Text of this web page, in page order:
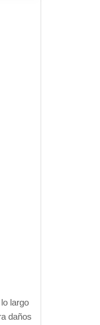
largo
daños